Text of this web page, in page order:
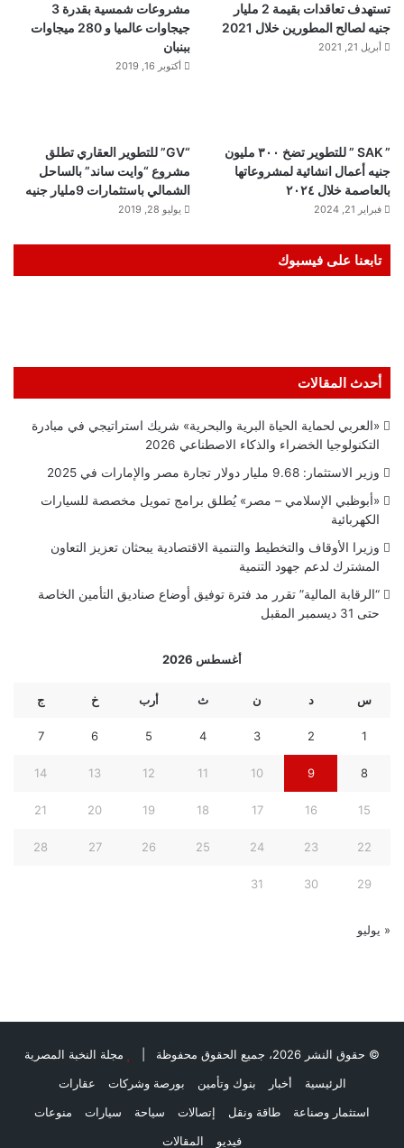
تستهدف تعاقدات بقيمة 2 مليار
جنيه لصالح المطورين خلال 2021
أبريل 21, 2021
مشروعات شمسية بقدرة 3
جيجاوات عالميا و 280 ميجاوات
ببنبان
أكتوبر 16, 2019
” SAK ” للتطوير تضخ ٣٠٠ مليون
جنيه أعمال انشائية لمشروعاتها
بالعاصمة خلال ٢٠٢٤
فبراير 21, 2024
“GV” للتطوير العقاري تطلق
مشروع “وايت ساند” بالساحل
الشمالي باستثمارات 9مليار جنيه
يوليو 28, 2019
تابعنا على فيسبوك
أحدث المقالات
«العربي لحماية الحياة البرية والبحرية» شريك استراتيجي في مبادرة
التكنولوجيا الخضراء والذكاء الاصطناعي 2026
وزير الاستثمار: 9.68 مليار دولار تجارة مصر والإمارات في 2025
«أبوظبي الإسلامي – مصر» يُطلق برامج تمويل مخصصة للسيارات
الكهربائية
وزيرا الأوقاف والتخطيط والتنمية الاقتصادية يبحثان تعزيز التعاون
المشترك لدعم جهود التنمية
“الرقابة المالية” تقرر مد فترة توفيق أوضاع صناديق التأمين الخاصة
حتى 31 ديسمبر المقبل
أغسطس 2026
س د ن ث أرب خ ج
1
2
3
4
5
6
7
8
9
10
11
12
13
14
15
16
17
18
19
20
21
22
23
24
25
26
27
28
29
30
31
« يوليو
© حقوق النشر 2026، جميع الحقوق محفوظة |
مجلة النخبة المصرية
الرئيسية
أخبار بنوك وتأمين بورصة وشركات
عقارات
استثمار وصناعة
طاقة ونقل إتصالات سياحة سيارات
منوعات
فيديو
المقالات